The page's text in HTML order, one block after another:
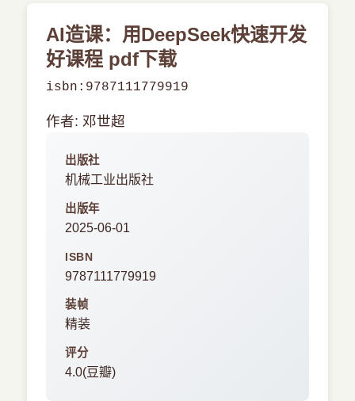
AI造课：用DeepSeek快速开发
好课程 pdf下载
isbn:9787111779919
作者: 邓世超
出版社
机械工业出版社
出版年
2025-06-01
ISBN
9787111779919
装帧
精装
评分
4.0(豆瓣)